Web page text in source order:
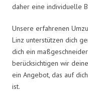
daher eine individuelle
Unsere erfahrenen
Linz unterstützen dich
dich ein
berücksichtigen wir
ein Angebot, das auf
ist.